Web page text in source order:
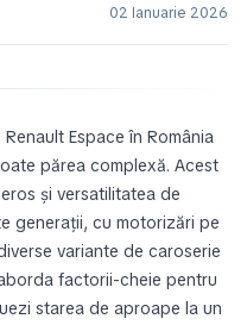
02 Ianuarie 2026
Espace în România
părea complexă. Acest
și versatilitatea de
generații, cu motorizări pe
variante de caroserie
factorii-cheie pentru
starea de aproape la un